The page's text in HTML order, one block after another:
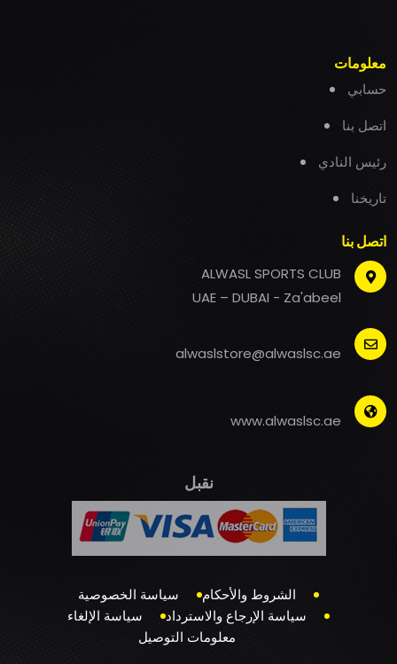
معلومات
حسابي
اتصل بنا
رئيس النادي
تاريخنا
اتصل بنا
ALWASL SPORTS CLUB
UAE – DUBAI - Za'abeel
alwaslstore@alwaslsc.ae
www.alwaslsc.ae
نقبل
الشروط والأحكام
سياسة الخصوصية
سياسة الإرجاع والاسترداد
سياسة الإلغاء
معلومات التوصيل